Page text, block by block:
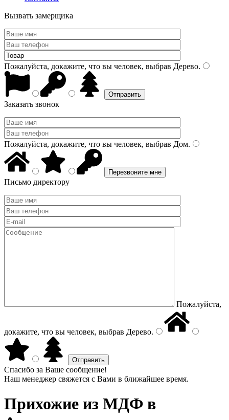
Вызвать замерщика
Пожалуйста, докажите, что вы человек, выбрав Дерево.
Заказать звонок
Пожалуйста, докажите, что вы человек, выбрав Дом.
Письмо директору
Пожалуйста,
докажите, что вы человек, выбрав Дерево.
Спасибо за Ваше сообщение!
Наш менеджер свяжется с Вами в ближайшее время.
Прихожие из МДФ в